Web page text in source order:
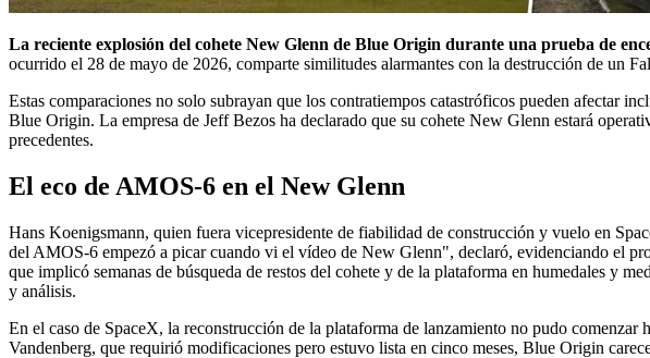
La reciente explosión del cohete New Glenn de Blue Origin durante una prueba de
ocurrido el 28 de mayo de 2026, comparte similitudes alarmantes con la destrucción de un
Estas comparaciones no solo subrayan que los contratiempos catastróficos pueden afectar
Blue Origin. La empresa de Jeff Bezos ha declarado que su cohete New Glenn estará
precedentes.
El eco de AMOS-6 en el New Glenn
Hans Koenigsmann, quien fuera vicepresidente de fiabilidad de construcción y vuelo en
del AMOS-6 empezó a picar cuando vi el vídeo de New Glenn", declaró, evidenciando el
que implicó semanas de búsqueda de restos del cohete y de la plataforma en humedales y
y análisis.
En el caso de SpaceX, la reconstrucción de la plataforma de lanzamiento no pudo
Vandenberg, que requirió modificaciones pero estuvo lista en cinco meses, Blue Origin